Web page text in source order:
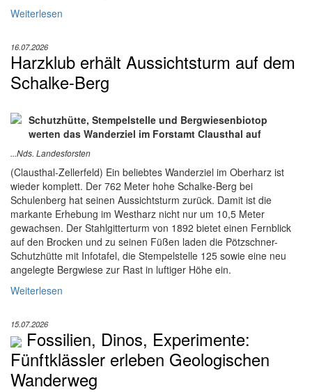
Weiterlesen
16.07.2026
Harzklub erhält Aussichtsturm auf dem
Schalke-Berg
Schutzhütte, Stempelstelle und Bergwiesenbiotop
werten das Wanderziel im Forstamt Clausthal auf
...Nds. Landesforsten
(Clausthal-Zellerfeld) Ein beliebtes Wanderziel im Oberharz ist
wieder komplett. Der 762 Meter hohe Schalke-Berg bei
Schulenberg hat seinen Aussichtsturm zurück. Damit ist die
markante Erhebung im Westharz nicht nur um 10,5 Meter
gewachsen. Der Stahlgitterturm von 1892 bietet einen Fernblick
auf den Brocken und zu seinen Füßen laden die Pötzschner-
Schutzhütte mit Infotafel, die Stempelstelle 125 sowie eine neu
angelegte Bergwiese zur Rast in luftiger Höhe ein.
Weiterlesen
15.07.2026
Fossilien, Dinos, Experimente:
Fünftklässler erleben Geologischen
Wanderweg